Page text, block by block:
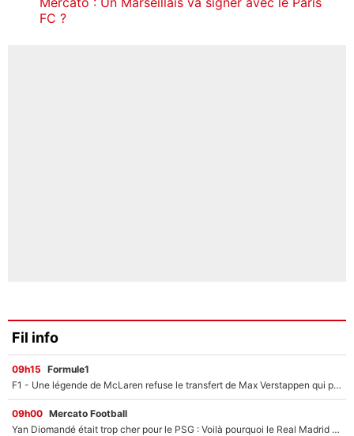
FC ?
Fil info
09h15 Formule1
F1 - Une légende de McLaren refuse le transfert de Max Verstappen qui pourrait «faire des vagues» et plomber l'ambiance dans l'équipe
09h00 Mercato Football
Yan Diomandé était trop cher pour le PSG : Voilà pourquoi le Real Madrid a accepté de payer la somme record de 140M€ pour boucler son transfert !